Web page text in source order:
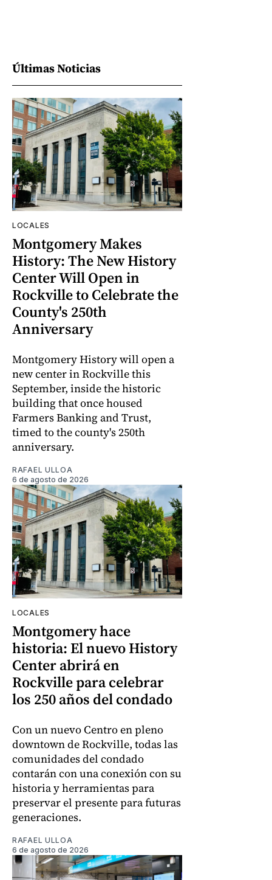
Últimas Noticias
LOCALES
Montgomery Makes
History: The New History
Center Will Open in
Rockville to Celebrate the
County's 250th
Anniversary
Montgomery History will open a
new center in Rockville this
September, inside the historic
building that once housed
Farmers Banking and Trust,
timed to the county's 250th
anniversary.
RAFAEL ULLOA
6 de agosto de 2026
LOCALES
Montgomery hace
historia: El nuevo History
Center abrirá en
Rockville para celebrar
los 250 años del condado
Con un nuevo Centro en pleno
downtown de Rockville, todas las
comunidades del condado
contarán con una conexión con su
historia y herramientas para
preservar el presente para futuras
generaciones.
RAFAEL ULLOA
6 de agosto de 2026